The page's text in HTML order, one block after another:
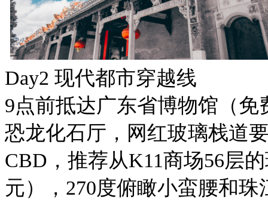
Day2 现代都市穿越线
9点前抵达广东省博物馆（
恐龙化石厅，网红玻璃栈道
CBD，推荐从K11商场56层
元），270度俯瞰小蛮腰和